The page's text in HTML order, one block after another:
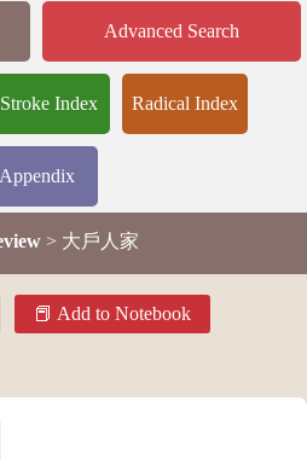
Advanced Search
Stroke Index Radical Index
Appendix
> 大戶人家
Add to Notebook